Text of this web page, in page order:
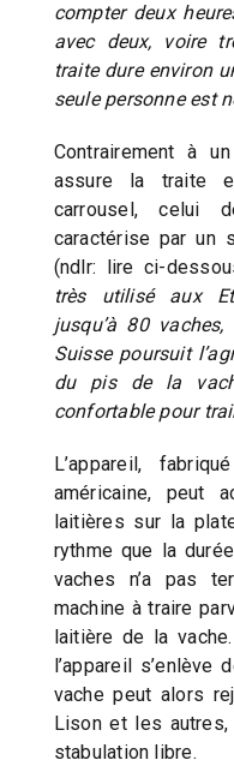
compter deux
avec deux, voire
traite dure environ
seule personne est
Contrairement à
assure la traite
carrousel, celui
caractérise par un
(ndlr: lire ci-
très utilisé aux
jusqu’à 80
Suisse poursuit
du pis de la
confortable pour
L’appareil,
américaine, peut
laitières sur la
rythme que la
vaches n’a pas
machine à traire
laitière de la
l’appareil s’enlève
vache peut alors
Lison et les
stabulation libre.